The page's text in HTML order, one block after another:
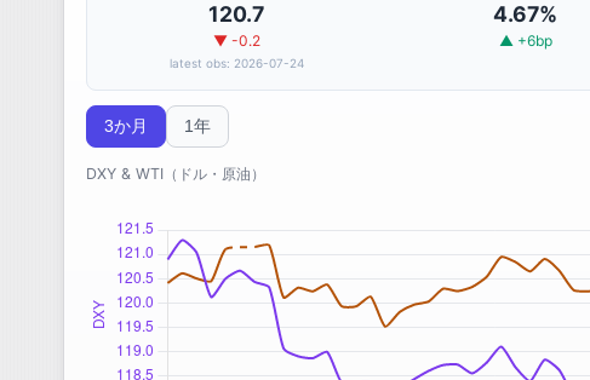
120.7
▼ -0.2
latest obs: 2026-07-24
4.67%
▲ +6bp
3か月 1年
DXY & WTI（ドル・原油）